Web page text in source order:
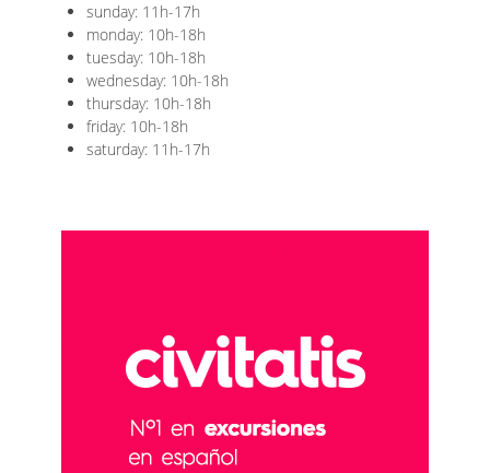
sunday: 11h-17h
monday: 10h-18h
tuesday: 10h-18h
wednesday: 10h-18h
thursday: 10h-18h
friday: 10h-18h
saturday: 11h-17h